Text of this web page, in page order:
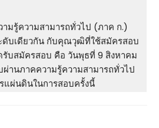
มรู้ความสามารถทั่วไป (ภาค ก.)
ดับเดียวกัน กับคุณวุฒิที่ใช้สมัครสอบ
รับสมัครสอบ คือ วันพุธที่ 9 สิงหาคม
านภาคความรู้ความสามารถทั่วไป
แผ่นดินในการสอบครั้งนี้